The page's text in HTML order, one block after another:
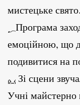
мистецьке свято.
Програма
емоційною, що
подивитися на
Зі сцени
Учні майстерно